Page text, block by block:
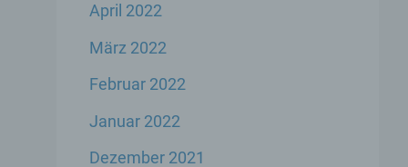
April 2022
März 2022
Februar 2022
Januar 2022
Dezember 2021